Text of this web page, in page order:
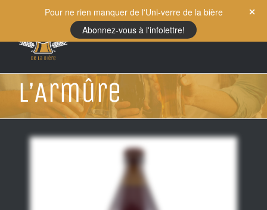
content
L’Armûre
Pour ne rien manquer de l'Uni-verre de la bière
Abonnez-vous à l'infolettre!